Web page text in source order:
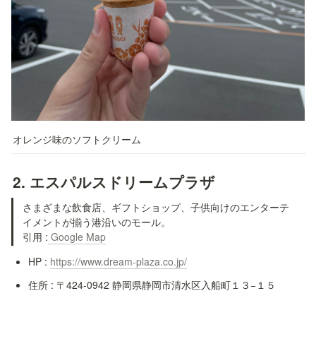
オレンジ味のソフトクリーム
2. エスパルスドリームプラザ
さまざまな飲食店、ギフトショップ、子供向けのエンターテ
イメントが揃う港沿いのモール。
引用 : Google Map
HP : https://www.dream-plaza.co.jp/
住所 : 〒424-0942 静岡県静岡市清水区入船町１３−１５